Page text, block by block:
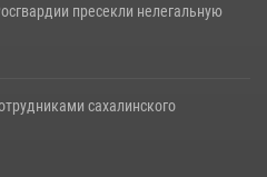
пресекли нелегальную
сахалинского